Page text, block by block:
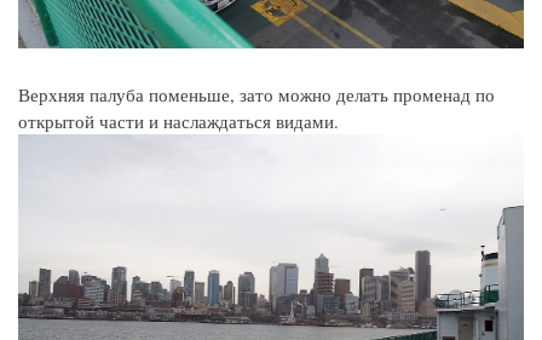
Верхняя палуба поменьше, зато можно делать променад по
открытой части и наслаждаться видами.